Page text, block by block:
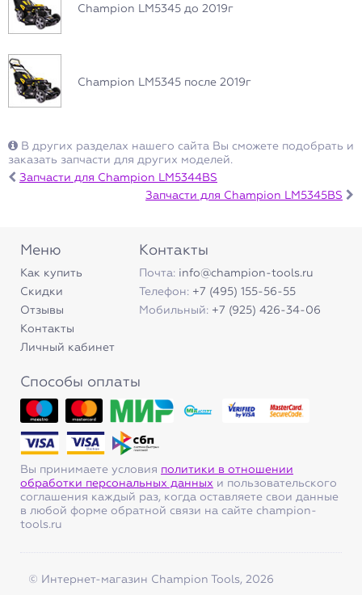
Champion LM5345 до 2019г
Champion LM5345 после 2019г
В других разделах нашего сайта Вы сможете подобрать и
заказать запчасти для других моделей.
Запчасти для Champion LM5344BS
Запчасти для Champion LM5345BS
Меню
Как купить
Скидки
Отзывы
Контакты
Личный кабинет
Контакты
Почта: info@champion-tools.ru
Телефон: +7 (495) 155-56-55
Мобильный: +7 (925) 426-34-06
Способы оплаты
Вы принимаете условия политики в отношении
обработки персональных данных и пользовательского
соглашения каждый раз, когда оставляете свои данные
в любой форме обратной связи на сайте champion-
tools.ru
© Интернет-магазин Champion Tools, 2026